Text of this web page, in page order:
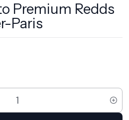
Premium Redds
Paris